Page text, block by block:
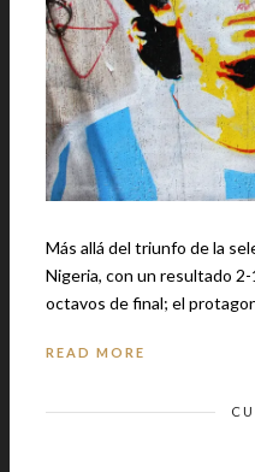
Más allá del triunfo de la
Nigeria, con un resultado
octavos de final; el
READ MORE